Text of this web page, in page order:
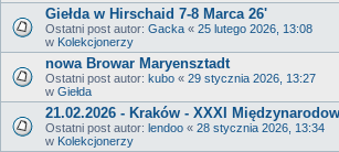
Giełda w Hirschaid 7-8 Marca 26'
Ostatni post autor: Gacka « 25 lutego 2026, 13:08
w Kolekcjonerzy
nowa Browar Maryensztadt
Ostatni post autor: kubo « 29 stycznia 2026, 13:27
w Giełda
21.02.2026 - Kraków - XXXI
Ostatni post autor: lendoo « 28 stycznia 2026, 13:34
w Kolekcjonerzy